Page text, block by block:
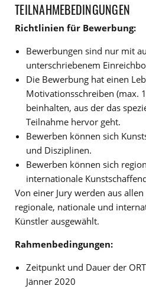
TEILNAHMEBEDINGUNGEN
Richtlinien für Bewerbung:
Bewerbungen sind nur mit
unterschriebenem
Die Bewerbung hat einen
Motivationsschreiben (max.
beinhalten, aus der das
Teilnahme hervor geht.
Bewerben können sich
und Disziplinen.
Bewerben können sich
internationale
Von einer Jury werden aus
regionale, nationale und
Künstler ausgewählt.
Rahmenbedingungen:
Zeitpunkt und Dauer der
Jänner 2020